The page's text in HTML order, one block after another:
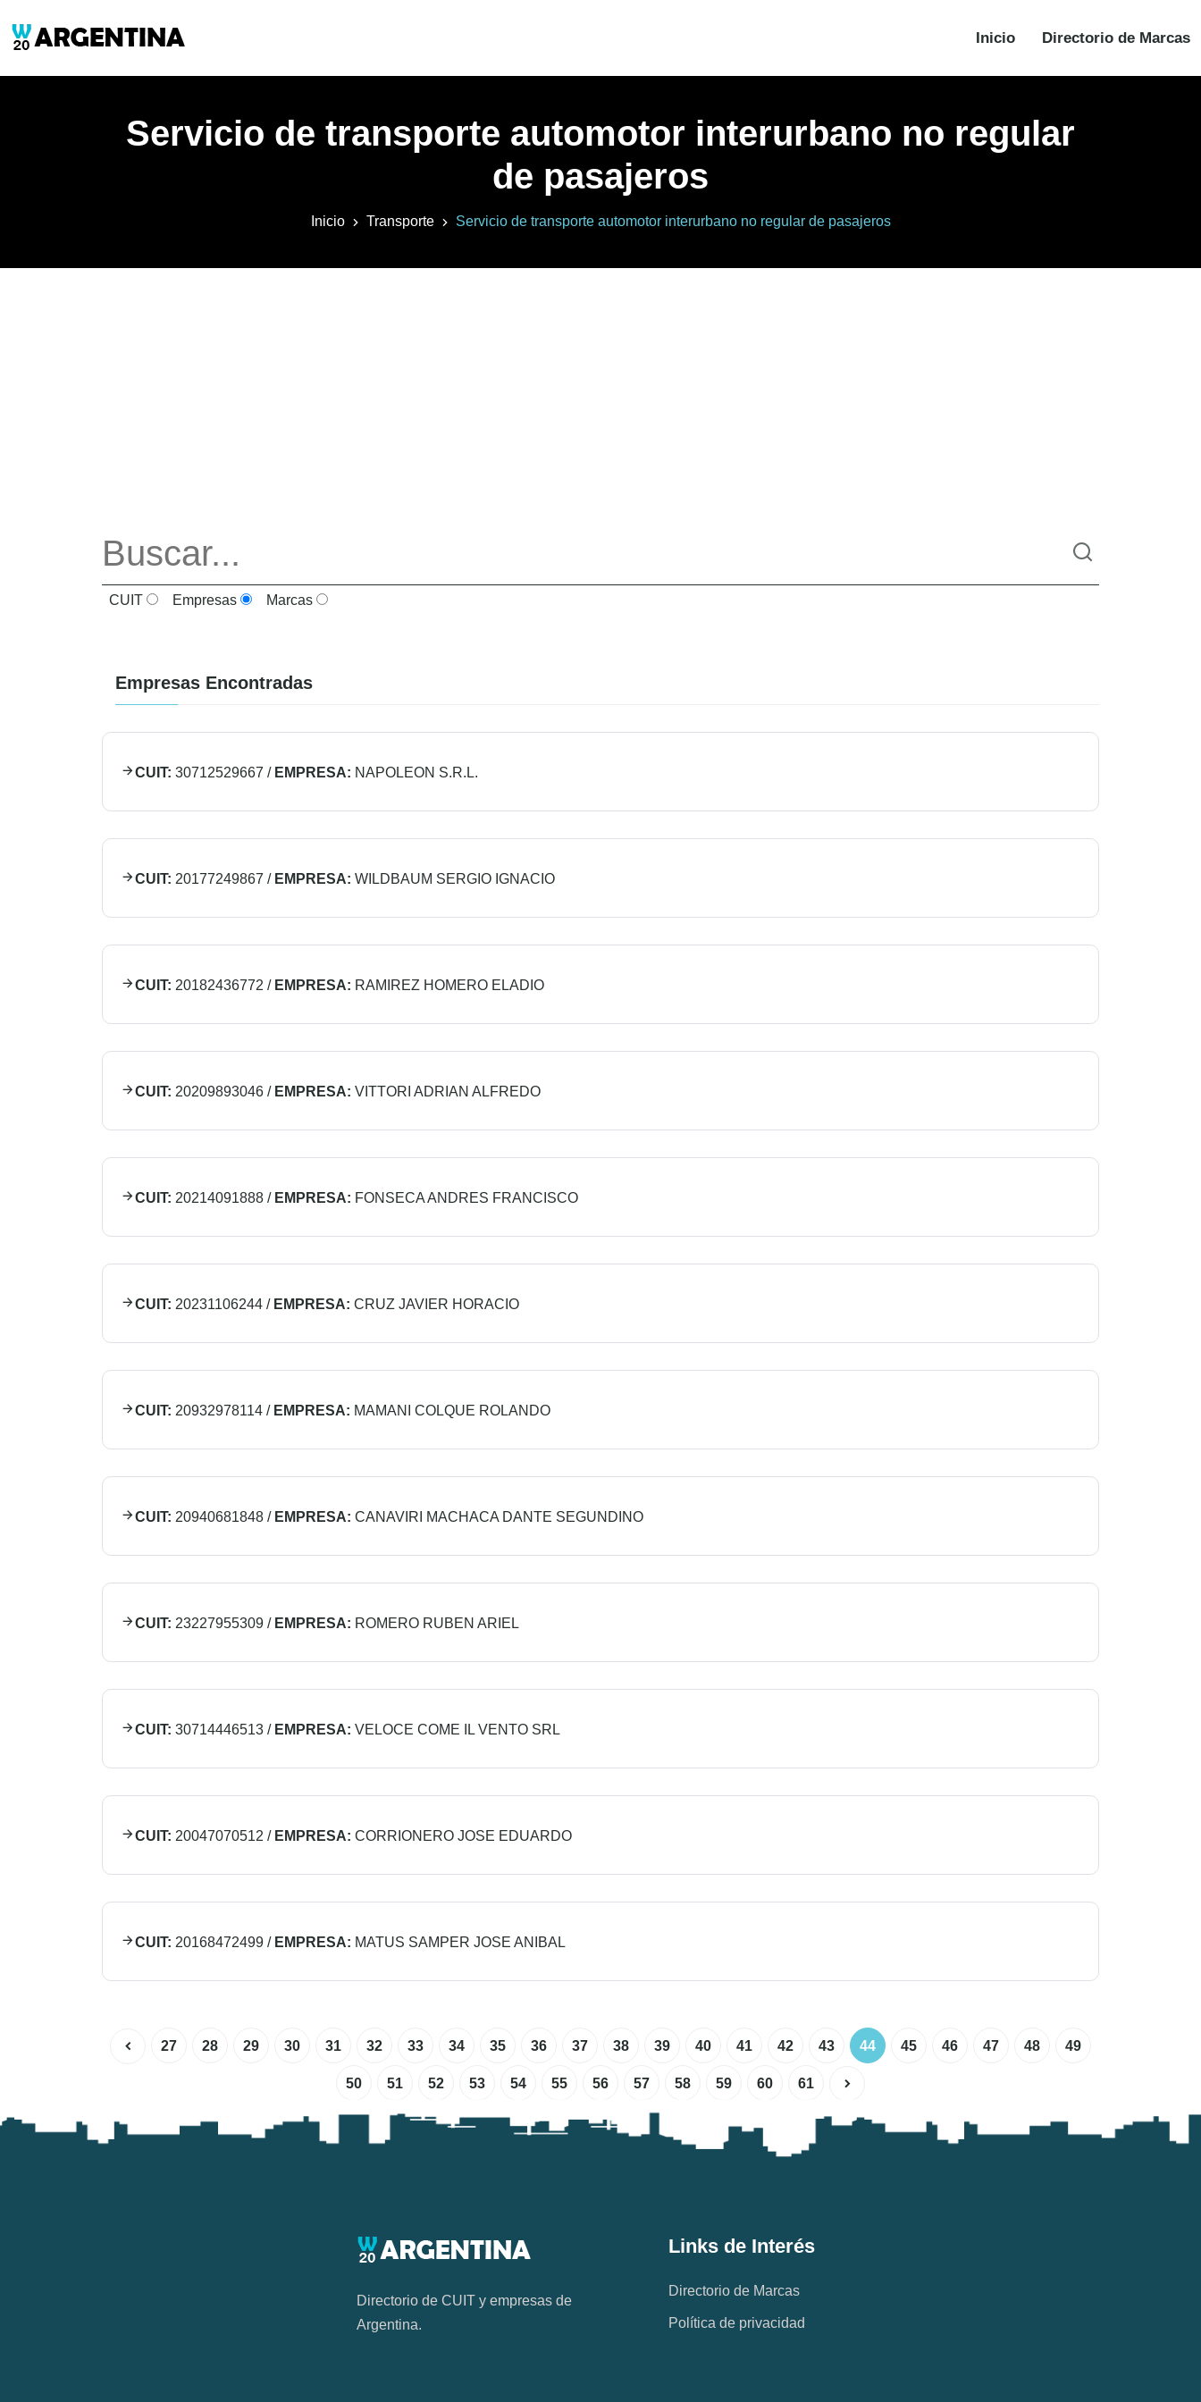
Inicio Directorio de Marcas
Servicio de transporte automotor interurbano no regular
de pasajeros
Inicio Transporte Servicio de transporte automotor interurbano no regular de pasajeros
CUIT Empresas Marcas
Empresas Encontradas
CUIT: 30712529667 / EMPRESA: NAPOLEON S.R.L.
CUIT: 20177249867 / EMPRESA: WILDBAUM SERGIO IGNACIO
CUIT: 20182436772 / EMPRESA: RAMIREZ HOMERO ELADIO
CUIT: 20209893046 / EMPRESA: VITTORI ADRIAN ALFREDO
CUIT: 20214091888 / EMPRESA: FONSECA ANDRES FRANCISCO
CUIT: 20231106244 / EMPRESA: CRUZ JAVIER HORACIO
CUIT: 20932978114 / EMPRESA: MAMANI COLQUE ROLANDO
CUIT: 20940681848 / EMPRESA: CANAVIRI MACHACA DANTE SEGUNDINO
CUIT: 23227955309 / EMPRESA: ROMERO RUBEN ARIEL
CUIT: 30714446513 / EMPRESA: VELOCE COME IL VENTO SRL
CUIT: 20047070512 / EMPRESA: CORRIONERO JOSE EDUARDO
CUIT: 20168472499 / EMPRESA: MATUS SAMPER JOSE ANIBAL
27 28 29 30 31 32 33 34 35 36 37 38 39 40 41 42 43 44 45 46 47 48 49
50 51 52 53 54 55 56 57 58 59 60 61
Directorio de CUIT y empresas de
Argentina.
Links de Interés
Directorio de Marcas
Política de privacidad